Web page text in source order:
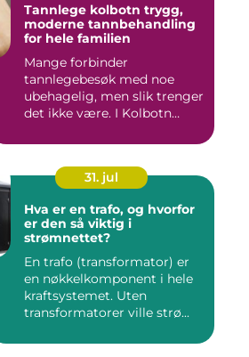
Tannlege kolbotn trygg,
moderne tannbehandling
for hele familien
Mange forbinder
tannlegebesøk med noe
ubehagelig, men slik trenger
det ikke være. I Kolbotn
31. jul
Hva er en trafo, og hvorfor
er den så viktig i
strømnettet?
En trafo (transformator) er
en nøkkelkomponent i hele
kraftsystemet. Uten
transformatorer ville strø...